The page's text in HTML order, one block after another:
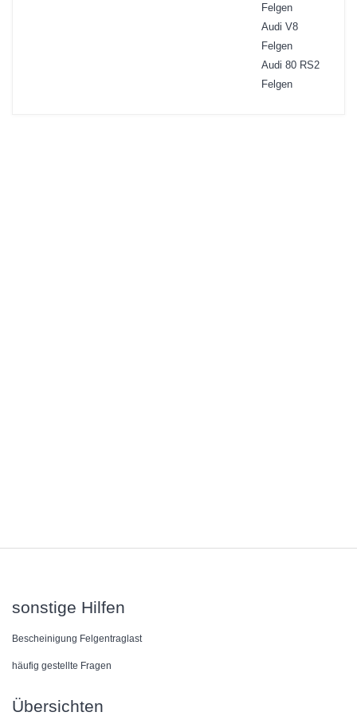
Felgen
Audi V8
Felgen
Audi 80 RS2
Felgen
sonstige Hilfen
Bescheinigung Felgentraglast
häufig gestellte Fragen
Übersichten